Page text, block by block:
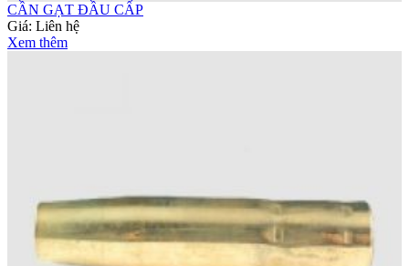
CẦN GẠT ĐẦU CẤP
Giá: Liên hệ
Xem thêm